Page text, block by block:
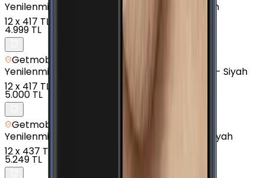
Yenilenmiş
Samsung Galaxy A01 - 16 GB - Siyah
12x 417 TL
4.999 TL
Getmobil Güvencesi
Yenilenmiş
Samsung Galaxy A7 (2016) - 16 GB - Siyah
12x 417 TL
5.000 TL
Getmobil Güvencesi
Yenilenmiş
Samsung Galaxy J3 Pro - 16 GB - Siyah
12x 437 TL
5.249 TL